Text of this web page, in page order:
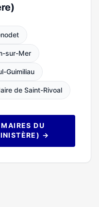
sur-Mer
Guimiliau
de Saint-Rivoal
DU
→